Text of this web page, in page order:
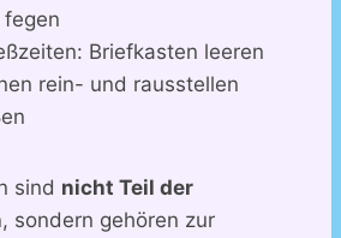
fegen
Briefkasten leeren
rein- und rausstellen
sind nicht Teil der
, sondern gehören zur